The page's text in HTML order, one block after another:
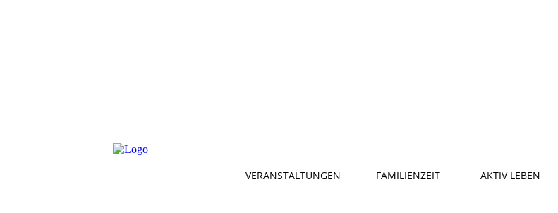
VERANSTALTUNGEN FAMILIENZEIT AKTIV LEBEN